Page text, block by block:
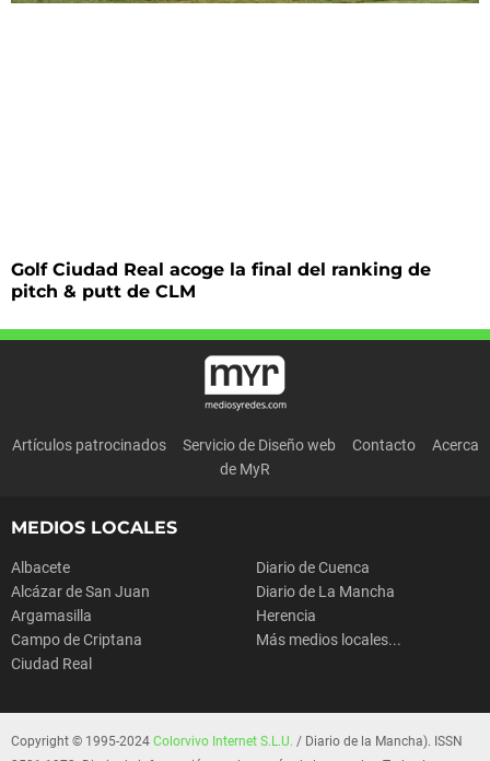
Golf Ciudad Real acoge la final del ranking de
pitch & putt de CLM
Artículos patrocinados Servicio de Diseño web Contacto
Acerca
de MyR
MEDIOS LOCALES
Albacete
Alcázar de San Juan
Argamasilla
Campo de Criptana
Ciudad Real
Diario de Cuenca
Diario de La Mancha
Herencia
Más medios locales...
Copyright © 1995-2024 Colorvivo Internet S.L.U. / Diario de la Mancha). ISSN